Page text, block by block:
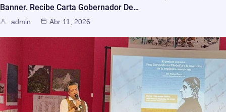
Banner. Recibe Carta Gobernador De…
admin Abr 11, 2026